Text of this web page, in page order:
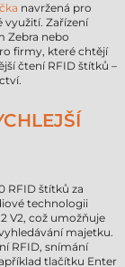
navržená pro
využití. Zařízení
Zebra nebo
firmy, které chtějí
čtení RFID štítků –
RFID štítků za
technologii
V2, což umožňuje
majetku.
RFID, snímání
tlačítku Enter